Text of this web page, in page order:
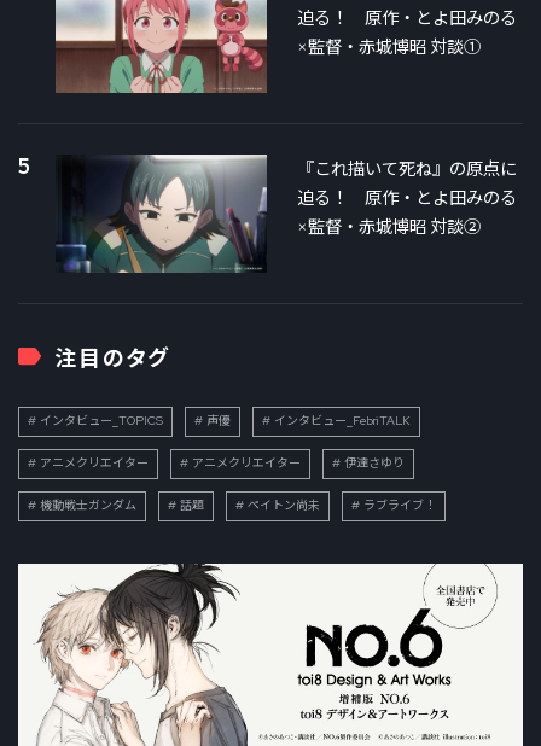
迫る！ 原作・とよ田みのる
×監督・赤城博昭 対談①
5
『これ描いて死ね』の原点に
迫る！ 原作・とよ田みのる
×監督・赤城博昭 対談②
注目のタグ
インタビュー_TOPICS 声優 インタビュー_FebriTALK
アニメクリエイター アニメクリエイター 伊達さゆり
機動戦士ガンダム 話題 ペイトン尚未 ラブライブ！